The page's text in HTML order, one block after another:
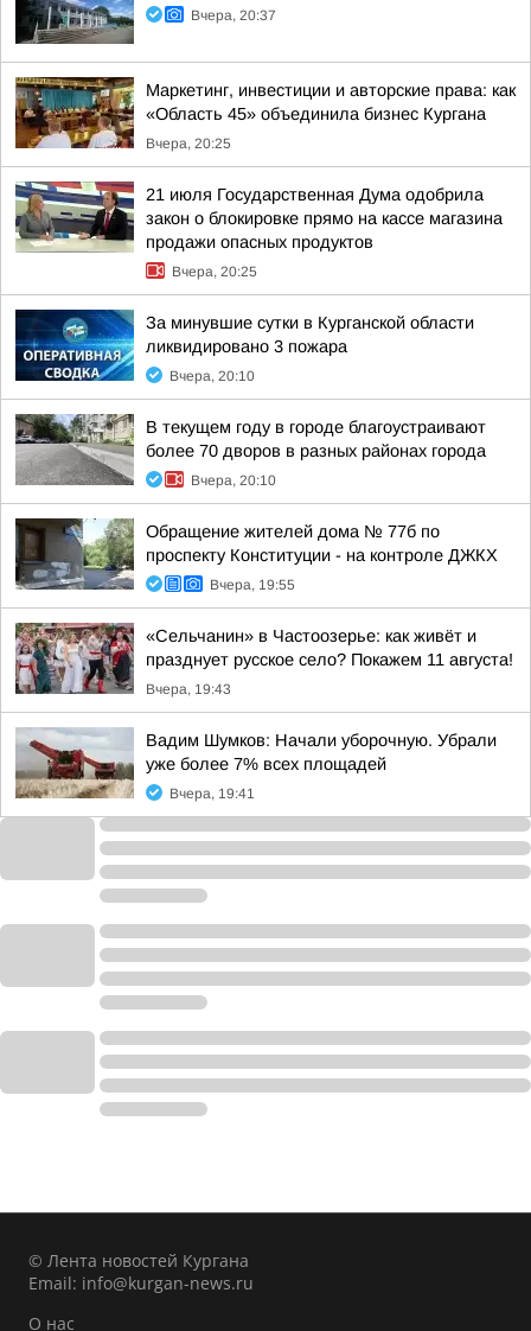
Вчера, 20:37
Маркетинг, инвестиции и авторские права: как
«Область 45» объединила бизнес Кургана
Вчера, 20:25
21 июля Государственная Дума одобрила
закон о блокировке прямо на кассе магазина
продажи опасных продуктов
Вчера, 20:25
За минувшие сутки в Курганской области
ликвидировано 3 пожара
Вчера, 20:10
В текущем году в городе благоустраивают
более 70 дворов в разных районах города
Вчера, 20:10
Обращение жителей дома № 77б по
проспекту Конституции - на контроле ДЖКХ
Вчера, 19:55
«Сельчанин» в Частоозерье: как живёт и
празднует русское село? Покажем 11 августа!
Вчера, 19:43
Вадим Шумков: Начали уборочную. Убрали
уже более 7% всех площадей
Вчера, 19:41
© Лента новостей Кургана
Email: info@kurgan-news.ru
О нас